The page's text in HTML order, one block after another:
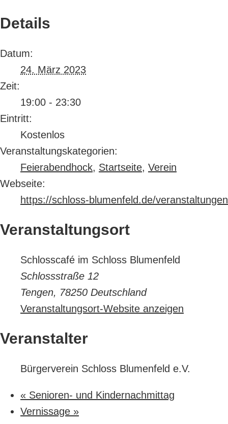
Details
Datum:
24. März 2023
Zeit:
19:00 - 23:30
Eintritt:
Kostenlos
Veranstaltungskategorien:
Feierabendhock, Startseite, Verein
Webseite:
https://schloss-blumenfeld.de/veranstaltungen
Veranstaltungsort
Schlosscafé im Schloss Blumenfeld
Schlossstraße 12
Tengen, 78250 Deutschland
Veranstaltungsort-Website anzeigen
Veranstalter
Bürgerverein Schloss Blumenfeld e.V.
« Senioren- und Kindernachmittag
Vernissage »